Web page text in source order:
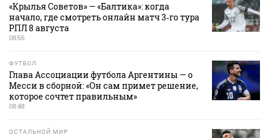
«Крылья Советов» — «Балтика»: когда
начало, где смотреть онлайн матч 3‑го тура
РПЛ 8 августа
08:56
ФУТБОЛ
Глава Ассоциации футбола Аргентины — о
Месси в сборной: «Он сам примет решение,
которое сочтет правильным»
08:48
ОСТАЛЬНОЙ МИР